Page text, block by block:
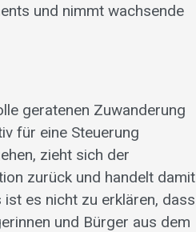
und nimmt wachsende
geratenen Zuwanderung
für eine Steuerung
zieht sich der
zurück und handelt damit
es nicht zu erklären, dass
und Bürger aus dem